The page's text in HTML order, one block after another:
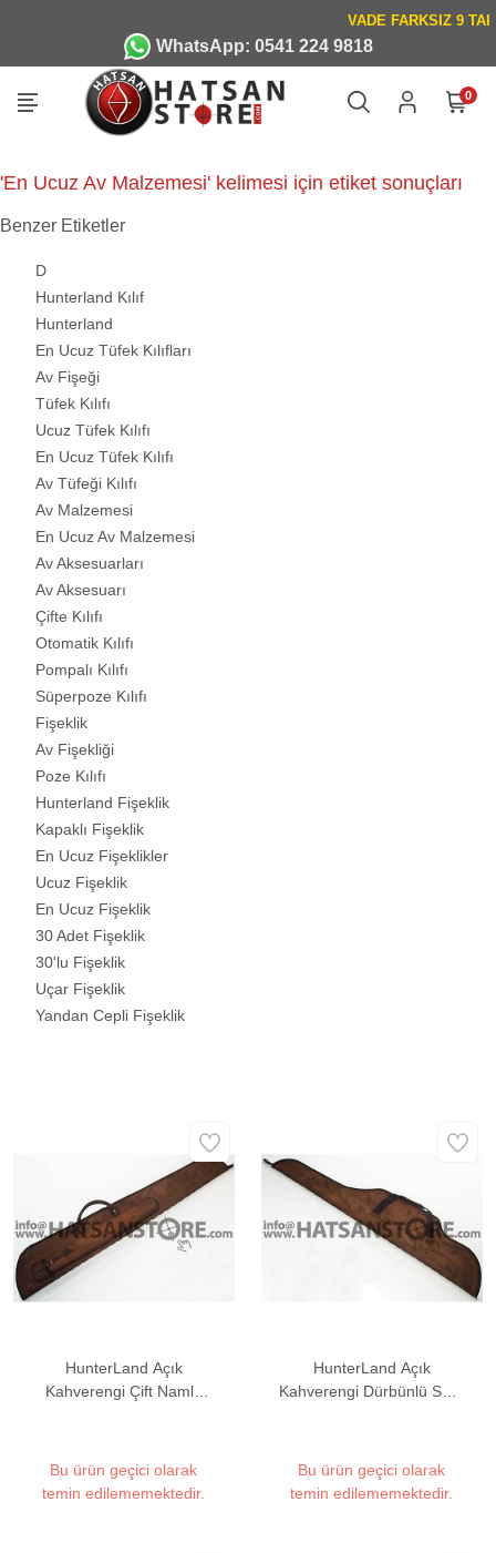
WhatsApp: 0541 224 9818
0
'En Ucuz Av Malzemesi' kelimesi için etiket sonuçları
Benzer Etiketler
D
Hunterland Kılıf
Hunterland
En Ucuz Tüfek Kılıfları
Av Fişeği
Tüfek Kılıfı
Ucuz Tüfek Kılıfı
En Ucuz Tüfek Kılıfı
Av Tüfeği Kılıfı
Av Malzemesi
En Ucuz Av Malzemesi
Av Aksesuarları
Av Aksesuarı
Çifte Kılıfı
Otomatik Kılıfı
Pompalı Kılıfı
Süperpoze Kılıfı
Fişeklik
Av Fişekliği
Poze Kılıfı
Hunterland Fişeklik
Kapaklı Fişeklik
En Ucuz Fişeklikler
Ucuz Fişeklik
En Ucuz Fişeklik
30 Adet Fişeklik
30'lu Fişeklik
Uçar Fişeklik
Yandan Cepli Fişeklik
HunterLand Açık
Kahverengi Çift Namlu
Bu ürün geçici olarak
temin edilememektedir.
HunterLand Açık
Kahverengi Dürbünlü Süet
Bu ürün geçici olarak
temin edilememektedir.